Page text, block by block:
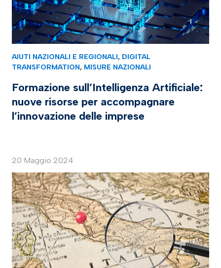
AIUTI NAZIONALI E REGIONALI, DIGITAL
TRANSFORMATION, MISURE NAZIONALI
Formazione sull’Intelligenza Artificiale:
nuove risorse per accompagnare
l’innovazione delle imprese
20 Maggio 2024